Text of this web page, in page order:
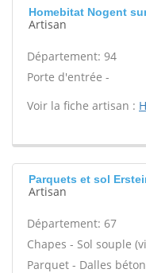
Homebitat Nogent
Artisan
Département: 94
Porte d'entrée -
Voir la fiche artisan :
Parquets et sol
Artisan
Département: 67
Chapes - Sol souple
Parquet - Dalles